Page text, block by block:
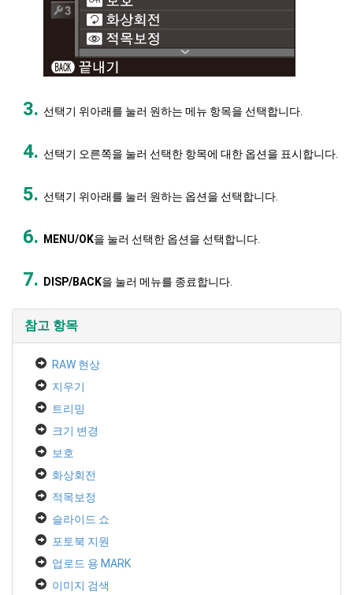
선택기 위아래를 눌러 원하는 메뉴 항목을 선택합니다.
선택기 오른쪽을 눌러 선택한 항목에 대한 옵션을 표시합니다.
선택기 위아래를 눌러 원하는 옵션을 선택합니다.
MENU/OK을 눌러 선택한 옵션을 선택합니다.
DISP/BACK을 눌러 메뉴를 종료합니다.
참고 항목
RAW 현상
지우기
트리밍
크기 변경
보호
화상회전
적목보정
슬라이드 쇼
포토북 지원
업로드 용 MARK
이미지 검색